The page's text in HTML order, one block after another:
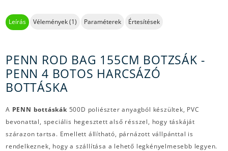
Leírás Vélemények (1) Paraméterek Értesítések
PENN ROD BAG 155CM BOTZSÁK -
PENN 4 BOTOS HARCSÁZÓ
BOTTÁSKA
A PENN bottáskák 500D poliészter anyagból készültek, PVC
bevonattal, speciális hegesztett alső résszel, hogy táskáját
szárazon tartsa. Emellett állítható, párnázott vállpánttal is
rendelkeznek, hogy a szállítása a lehető legkényelmesebb legyen.